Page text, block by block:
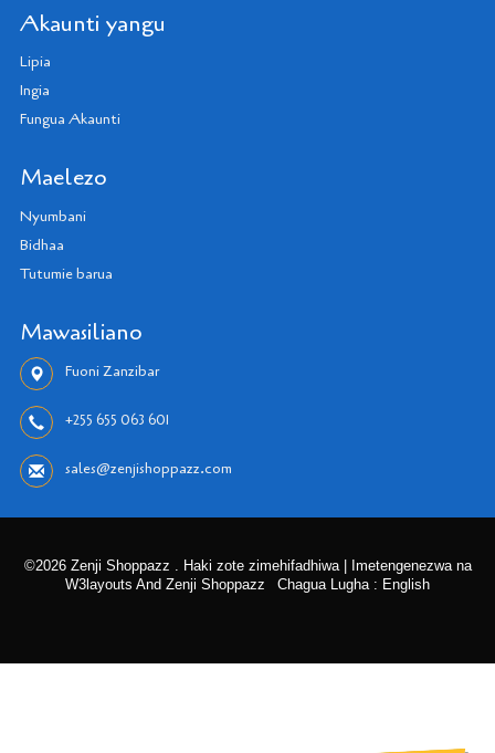
Akaunti yangu
Lipia
Ingia
Fungua Akaunti
Maelezo
Nyumbani
Bidhaa
Tutumie barua
Mawasiliano
Fuoni Zanzibar
+255 655 063 601
sales@zenjishoppazz.com
©2026 Zenji Shoppazz . Haki zote zimehifadhiwa | Imetengenezwa na
W3layouts And Zenji Shoppazz
Chagua Lugha : English